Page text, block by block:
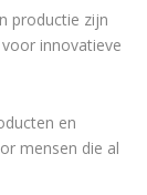
productie zijn
innovatieve
en
mensen die al